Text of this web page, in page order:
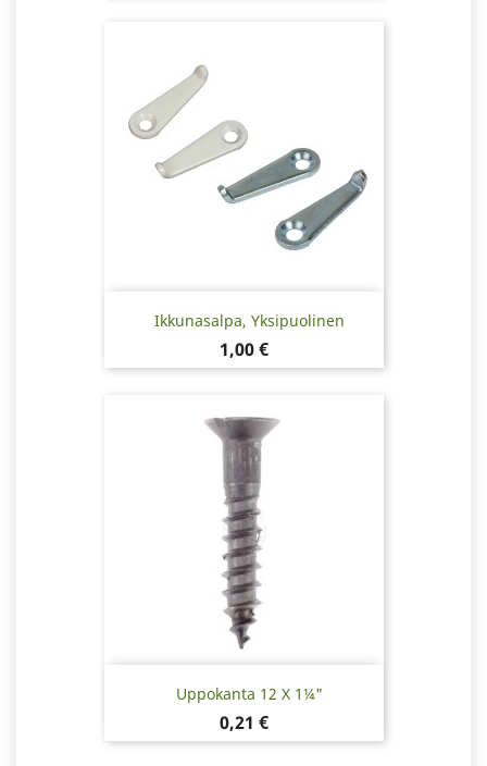
Ikkunasalpa, Yksipuolinen
Hinta
1,00 €
Uppokanta 12 X 1¼"
Hinta
0,21 €